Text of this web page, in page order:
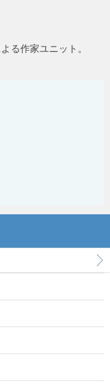
る作家ユニット。